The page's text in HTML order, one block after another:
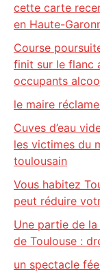
cette carte
en Haute-
Course
finit sur le flanc
occupants
le maire
Cuves d’eau
les victimes du
toulousain
Vous habitez
peut réduire
Une partie de la
de Toulouse :
un spectacle